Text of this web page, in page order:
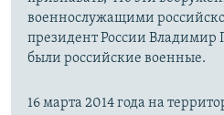
военнослужащими
президент России Владимир
были российские военные.
16 марта 2014 года на